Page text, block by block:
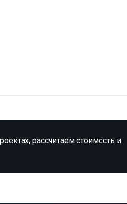
рассчитаем стоимость и